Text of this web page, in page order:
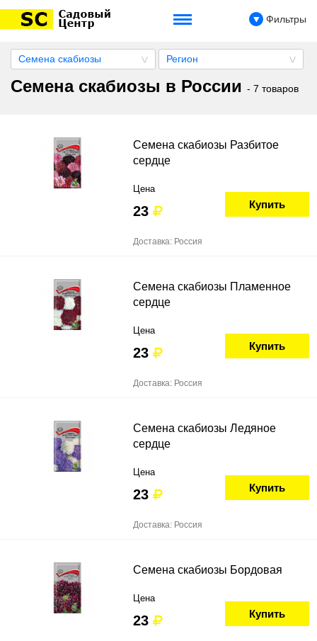
Фильтры
Семена скабиозы Регион
Семена скабиозы в России - 7 товаров
Семена скабиозы Разбитое
сердце
Цена
23 Купить
Доставка: Россия
Семена скабиозы Пламенное
сердце
Цена
23 Купить
Доставка: Россия
Семена скабиозы Ледяное
сердце
Цена
23 Купить
Доставка: Россия
Семена скабиозы Бордовая
Цена
23 Купить